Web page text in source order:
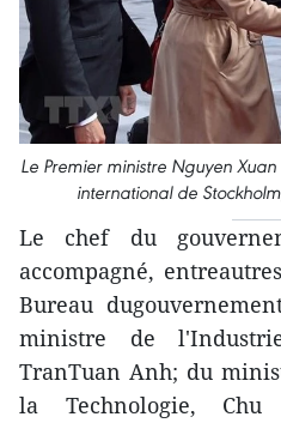
Le Premier ministre Nguyen
international de
Le chef du
accompagné,
Bureau
ministre de
TranTuan Anh; du
la Technologie,